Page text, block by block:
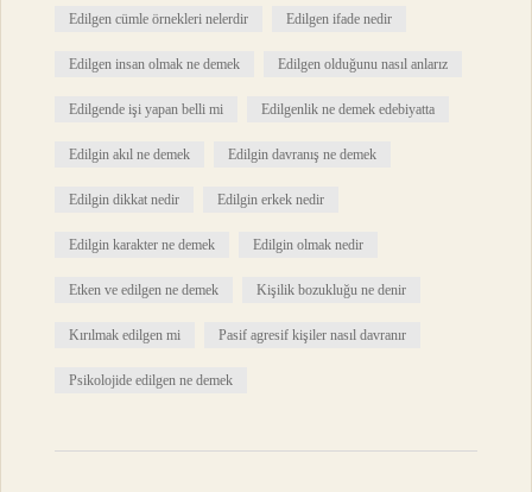
Edilgen cümle örnekleri nelerdir Edilgen ifade nedir
Edilgen insan olmak ne demek Edilgen olduğunu nasıl anlarız
Edilgende işi yapan belli mi Edilgenlik ne demek edebiyatta
Edilgin akıl ne demek Edilgin davranış ne demek
Edilgin dikkat nedir Edilgin erkek nedir
Edilgin karakter ne demek Edilgin olmak nedir
Etken ve edilgen ne demek Kişilik bozukluğu ne denir
Kırılmak edilgen mi Pasif agresif kişiler nasıl davranır
Psikolojide edilgen ne demek